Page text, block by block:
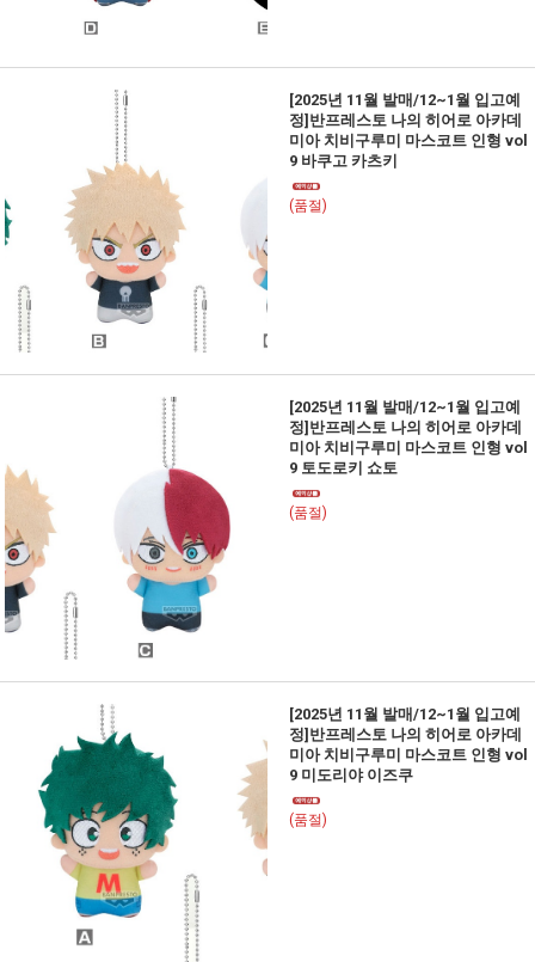
[2025년 11월 발매/12~1월 입고예
정]반프레스토 나의 히어로 아카데
미아 치비구루미 마스코트 인형 vol
9 바쿠고 카츠키
(품절)
[2025년 11월 발매/12~1월 입고예
정]반프레스토 나의 히어로 아카데
미아 치비구루미 마스코트 인형 vol
9 토도로키 쇼토
(품절)
[2025년 11월 발매/12~1월 입고예
정]반프레스토 나의 히어로 아카데
미아 치비구루미 마스코트 인형 vol
9 미도리야 이즈쿠
(품절)